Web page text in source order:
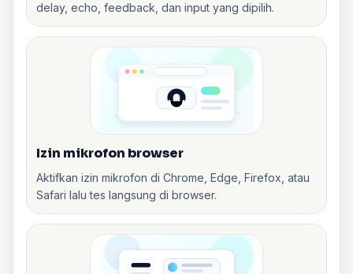
delay, echo, feedback, dan input yang dipilih.
Izin mikrofon browser
Aktifkan izin mikrofon di Chrome, Edge, Firefox, atau
Safari lalu tes langsung di browser.